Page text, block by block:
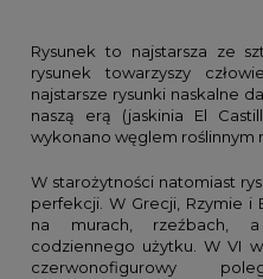
Rysunek to najstarsza ze
rysunek towarzyszy
najstarsze rysunki naskalne
naszą erą (jaskinia El
wykonano węglem roślinnym
W starożytności natomiast
perfekcji. W Grecji, Rzymie i
na murach, rzeźbach,
codziennego użytku. W VI
czerwonofigurowy